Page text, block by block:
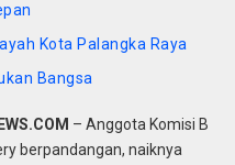
Kota Palangka Raya
Bangsa
– Anggota Komisi B
berpandangan, naiknya